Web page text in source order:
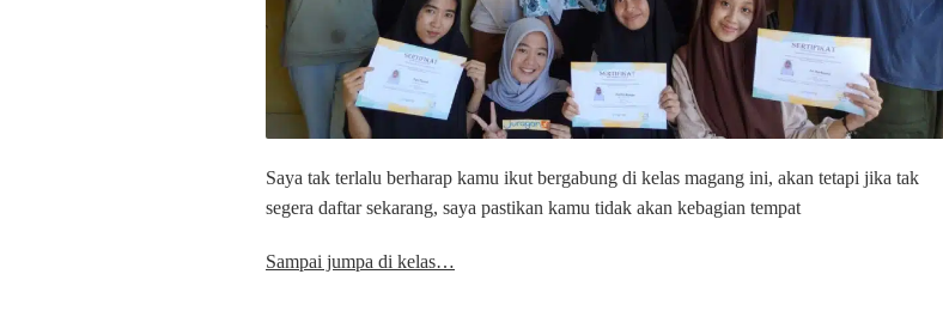
Saya tak terlalu berharap kamu ikut bergabung di kelas magang ini, akan tetapi jika tak
segera daftar sekarang, saya pastikan kamu tidak akan kebagian tempat
Sampai jumpa di kelas…